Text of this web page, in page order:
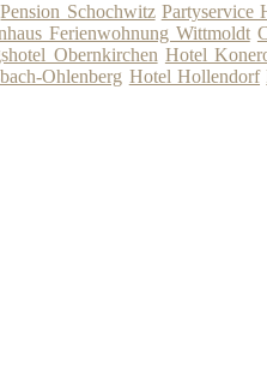
Pension Schochwitz Partyservice
Ferienwohnung Wittmoldt
Obernkirchen Hotel
Ohlenberg Hotel Hollendorf